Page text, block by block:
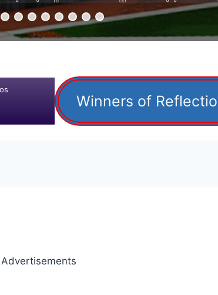
Winners of
Advertisements